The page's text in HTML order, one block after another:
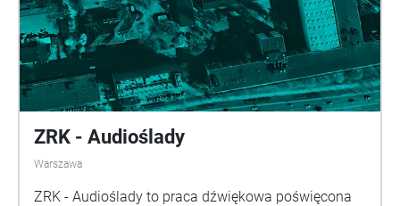
ZRK - Audioślady
Warszawa
ZRK - Audioślady to praca dźwiękowa poświęcona